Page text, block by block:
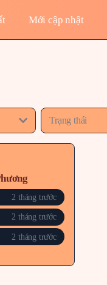
Mới cập nhật
Trạng thái
2 tháng trước
2 tháng trước
2 tháng trước